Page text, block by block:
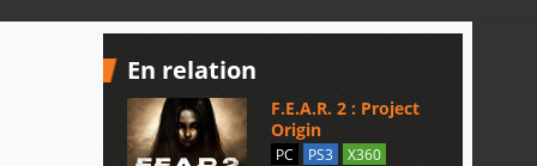
En relation
F.E.A.R. 2 : Project
Origin
PC PS3 X360